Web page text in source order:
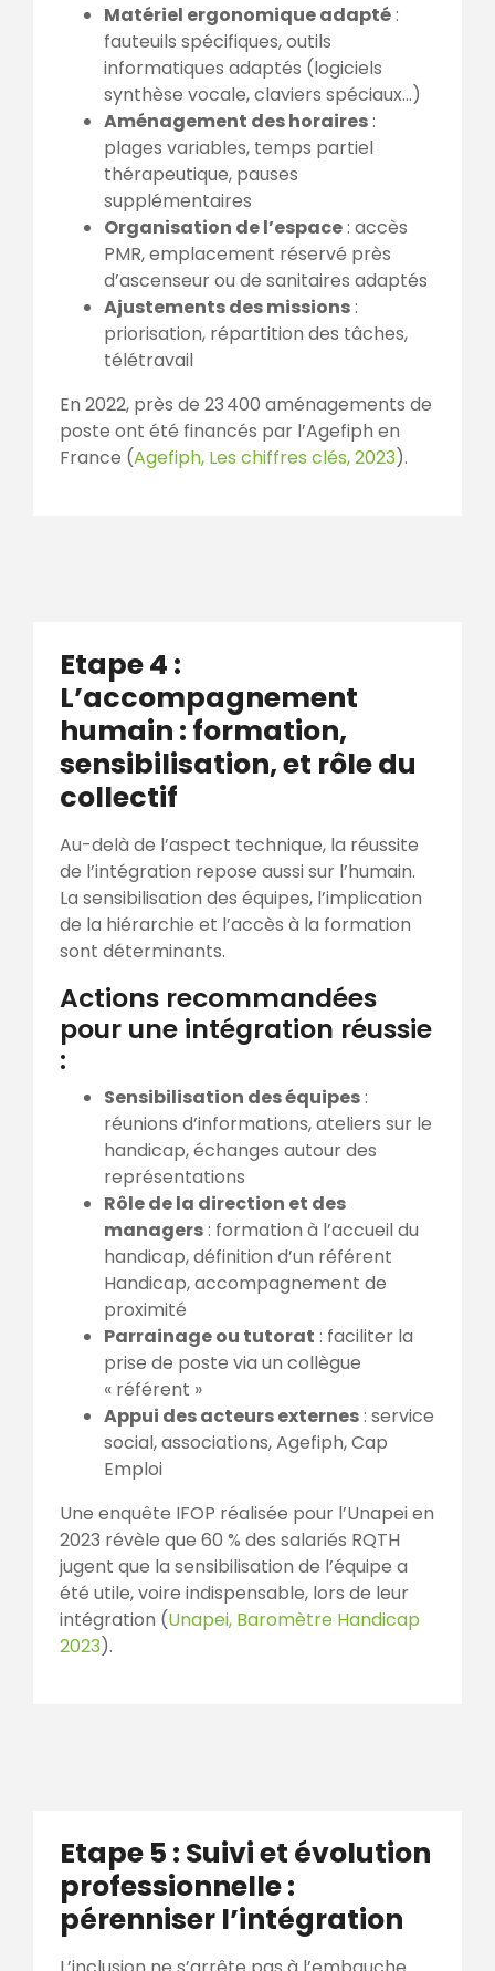
Matériel ergonomique adapté:
fauteuils spécifiques, outils
informatiques adaptés (logiciels
synthèse vocale, claviers spéciaux…)
Aménagement des horaires:
plages variables, temps partiel
thérapeutique, pauses
supplémentaires
Organisation de l’espace: accès
PMR, emplacement réservé près
d’ascenseur ou de sanitaires adaptés
Ajustements des missions:
priorisation, répartition des tâches,
télétravail
En 2022, près de 23 400 aménagements de
poste ont été financés par l’Agefiph en
France (Agefiph, Les chiffres clés, 2023).
Etape 4 :
L’accompagnement
humain : formation,
sensibilisation, et rôle du
collectif
Au-delà de l’aspect technique, la réussite
de l’intégration repose aussi sur l’humain.
La sensibilisation des équipes, l’implication
de la hiérarchie et l’accès à la formation
sont déterminants.
Actions recommandées
pour une intégration réussie
:
Sensibilisation des équipes:
réunions d’informations, ateliers sur le
handicap, échanges autour des
représentations
Rôle de la direction et des
managers: formation à l’accueil du
handicap, définition d’un référent
Handicap, accompagnement de
proximité
Parrainage ou tutorat : faciliter la
prise de poste via un collègue
« référent »
Appui des acteurs externes: service
social, associations, Agefiph, Cap
Emploi
Une enquête IFOP réalisée pour l’Unapei en
2023 révèle que 60 % des salariés RQTH
jugent que la sensibilisation de l’équipe a
été utile, voire indispensable, lors de leur
intégration (Unapei, Baromètre Handicap
2023).
Etape 5 : Suivi et évolution
professionnelle :
pérenniser l’intégration